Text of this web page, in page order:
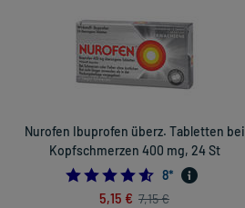
Nurofen Ibuprofen überz. Tabletten bei
Kopfschmerzen 400 mg, 24 St
4.625
8*
5,15 € 7,15 €